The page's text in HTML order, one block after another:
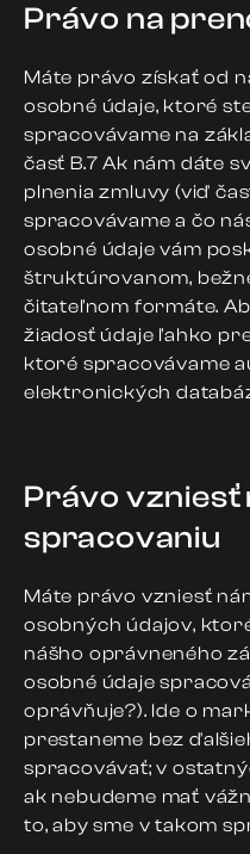
Právo na
Máte právo získať od
osobné údaje, ktoré
spracovávame na
časť B.7 Ak nám dáte
plnenia zmluvy (viď
spracovávame a čo
osobné údaje vám
štruktúrovanom,
čitateľnom formáte.
žiadosť údaje ľahko
ktoré spracovávame
elektronických
Právo vzniesť
spracovaniu
Máte právo vzniesť
osobných údajov,
nášho oprávneného
osobné údaje
oprávňuje?). Ide o
prestaneme bez
spracovávať; v
ak nebudeme mať
to, aby sme v takom